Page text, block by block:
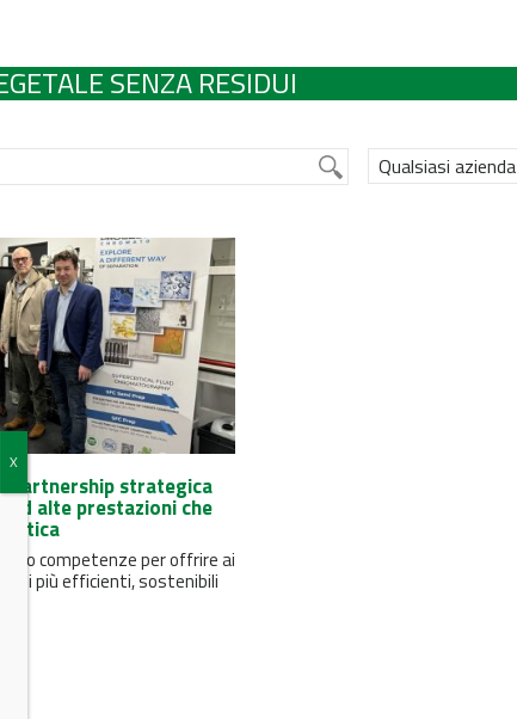
SENZA RESIDUI
Qualsiasi azienda
partnership strategica
alte prestazioni che
loro competenze per offrire ai
più efficienti, sostenibili